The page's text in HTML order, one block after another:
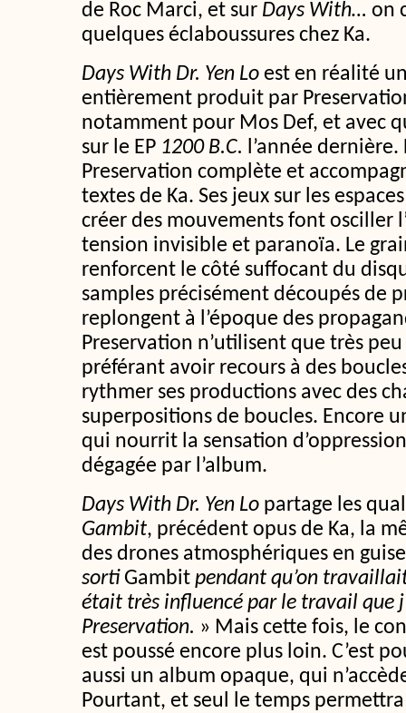
de Roc Marci, et sur Days With… on
quelques éclaboussures chez Ka.
Days With Dr. Yen Lo est en réalité
entièrement produit par
notamment pour Mos Def, et avec
sur le EP 1200 B.C. l’année
Preservation complète et
textes de Ka. Ses jeux sur les
créer des mouvements font osciller
tension invisible et paranoïa. Le
renforcent le côté suffocant du
samples précisément découpés de
replongent à l’époque des
Preservation n’utilisent que très
préférant avoir recours à des
rythmer ses productions avec des
superpositions de boucles. Encore
qui nourrit la sensation
dégagée par l’album.
Days With Dr. Yen Lo partage les
Gambit, précédent opus de Ka, la
des drones atmosphériques en
sorti Gambit pendant qu’on
était très influencé par le travail que
Preservation. » Mais cette fois, le
est poussé encore plus loin. C’est
aussi un album opaque, qui
Pourtant, et seul le temps